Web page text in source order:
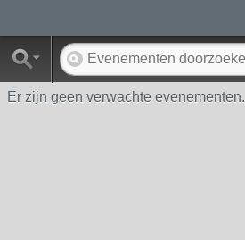
Er zijn geen verwachte evenementen.